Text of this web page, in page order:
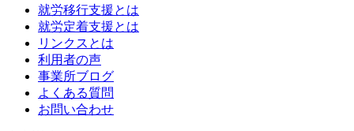
就労移行支援とは
就労定着支援とは
リンクスとは
利用者の声
事業所ブログ
よくある質問
お問い合わせ